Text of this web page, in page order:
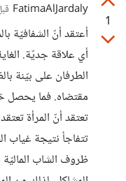
1
FatimaAlJardaly قبل 3
أعتقد أنّ الشفافيّة
أي علاقة جديّة.
الطرفان على بيّنة
مقتضاه. فما يحصل
تعتقد أنّ المرأة
تتفاجأ نتيجة غياب
ظروف الشاب